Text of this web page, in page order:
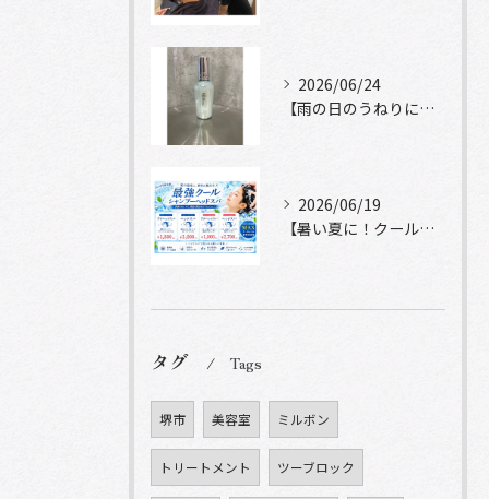
2026/06/24
【雨の日のうねりにストレートロック】
2026/06/19
【暑い夏に！クールシャンプーヘッドスパ】
タグ Tags
堺市 美容室 ミルボン
トリートメント ツーブロック